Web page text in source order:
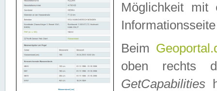
Möglichkeit mit
Beim
oben rechts
GetCapabilities